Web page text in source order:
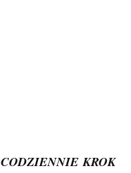
CODZIENNIE KROK